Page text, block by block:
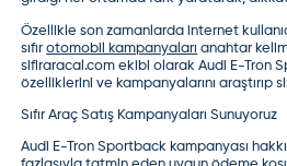
Özellikle son zamanlarda internet
sıfırotomobil kampanyaları anahtar
sifiraracal.com ekibi olarakAudi E-Tron
özelliklerini ve kampanyalarını araştırıp
Sıfır Araç Satış Kampanyaları Sunuyoruz
Audi E-Tron Sportback kampanyası